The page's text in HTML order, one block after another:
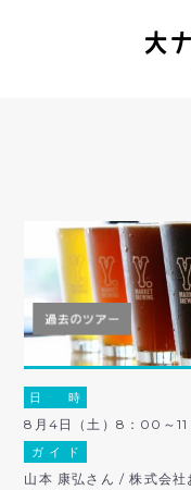
日 時
8月4日（土）8：00～
ガ イ ド
山本 康弘さん / 株式会社